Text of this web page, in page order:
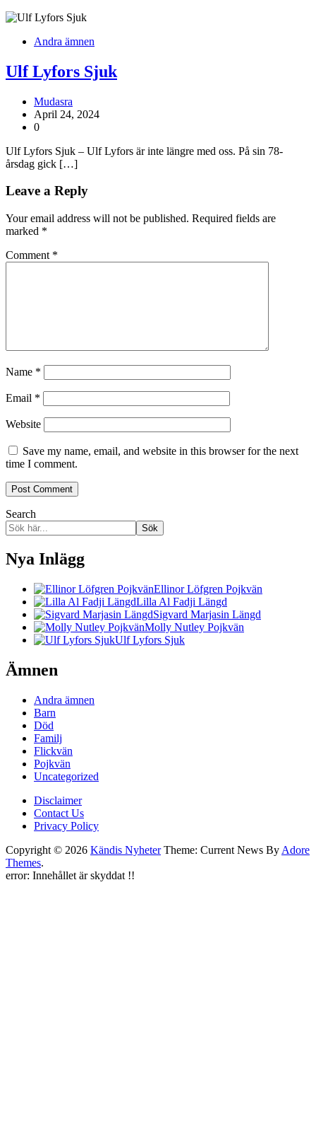
Andra ämnen
Ulf Lyfors Sjuk
Mudasra
April 24, 2024
0
Ulf Lyfors Sjuk – Ulf Lyfors är inte längre med oss. På sin 78-
årsdag gick […]
Leave a Reply
Your email address will not be published. Required fields are
marked *
Comment *
Name *
Email *
Website
Save my name, email, and website in this browser for the next
time I comment.
Search
Sök
Nya Inlägg
Ellinor Löfgren Pojkvän
Lilla Al Fadji Längd
Sigvard Marjasin Längd
Molly Nutley Pojkvän
Ulf Lyfors Sjuk
Ämnen
Andra ämnen
Barn
Död
Familj
Flickvän
Pojkvän
Uncategorized
Disclaimer
Contact Us
Privacy Policy
Copyright © 2026 Kändis NyheterTheme: Current News By Adore
Themes.
error: Innehållet är skyddat !!